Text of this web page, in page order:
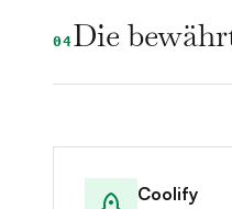
04Die
Coolify